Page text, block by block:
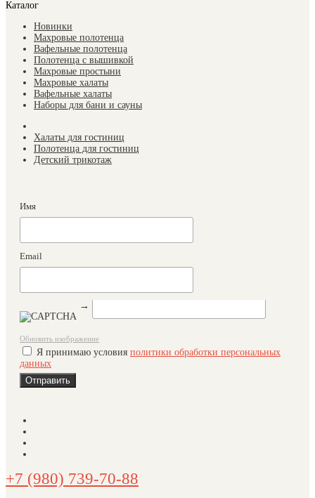
Каталог
Новинки
Махровые полотенца
Вафельные полотенца
Полотенца с вышивкой
Махровые простыни
Махровые халаты
Вафельные халаты
Наборы для бани и сауны
Халаты для гостиниц
Полотенца для гостиниц
Детский трикотаж
Имя
Email
→
Обновить изображение
Я принимаю условия политики обработки персональных
данных
+7 (980) 739-70-88